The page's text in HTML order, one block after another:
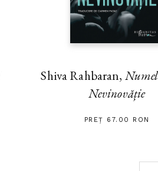
Shiva Rahbaran,
Nevinovăție
PREȚ 67.00 RON